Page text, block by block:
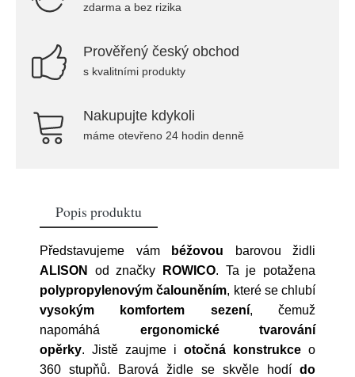
zdarma a bez rizika
Prověřený český obchod
s kvalitními produkty
Nakupujte kdykoli
máme otevřeno 24 hodin denně
Popis produktu
Představujeme vám béžovou barovou židli
ALISON
od značky ROWICO. Ta je potažena
polypropylenovým čalouněním, které se chlubí
vysokým komfortem sezení, čemuž
napomáhá ergonomické tvarování
opěrky. Jistě zaujme i otočná konstrukce o
360 stupňů. Barová židle se skvěle hodí do